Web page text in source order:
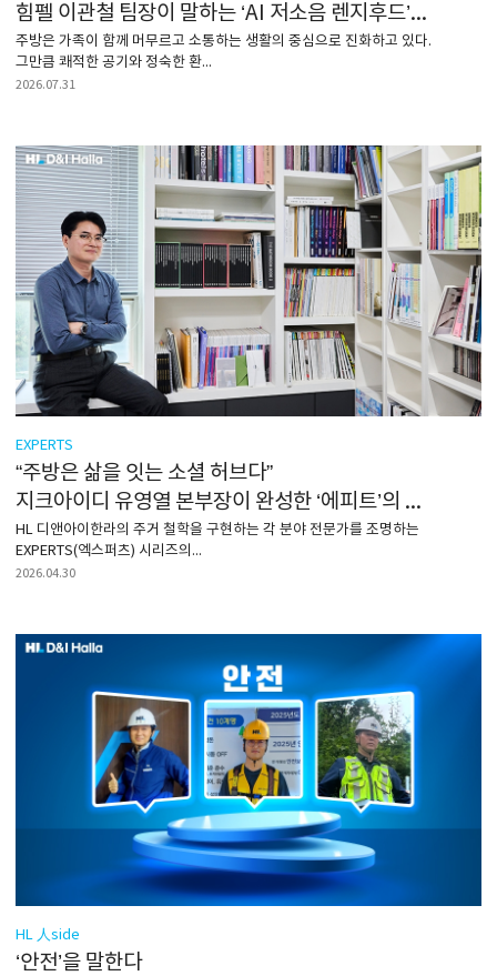
힘펠 이관철 팀장이 말하는 ‘AI 저소음 렌지후드’의 혁신
주방은 가족이 함께 머무르고 소통하는 생활의 중심으로 진화하고 있다.
그만큼 쾌적한 공기와 정숙한 환...
2026.07.31
EXPERTS
“주방은 삶을 잇는 소셜 허브다”
지크아이디 유영열 본부장이 완성한 ‘에피트’의 공간 혁신
HL 디앤아이한라의 주거 철학을 구현하는 각 분야 전문가를 조명하는
EXPERTS(엑스퍼츠) 시리즈의...
2026.04.30
HL 人side
‘안전’을 말한다